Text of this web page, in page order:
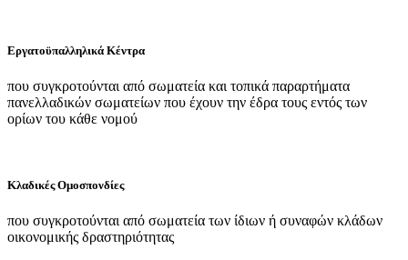
Εργατοϋπαλληλικά Κέντρα
που συγκροτούνται από σωματεία και τοπικά παραρτήματα
πανελλαδικών σωματείων που έχουν την έδρα τους εντός των
ορίων του κάθε νομού
Κλαδικές Ομοσπονδίες
που συγκροτούνται από σωματεία των ίδιων ή συναφών κλάδων
οικονομικής δραστηριότητας